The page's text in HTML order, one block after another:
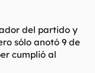
del partido y
sólo anotó 9 de
cumplió al